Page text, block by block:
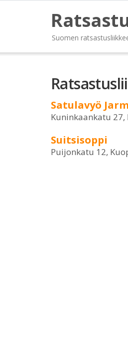
Suomen
Satulavyö
Kuninkaankatu 27,
Suitsisoppi
Puijonkatu 12,